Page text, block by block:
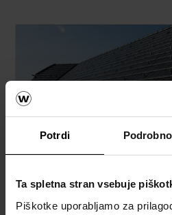
Potrdi
Ta spletna stran vsebuje
Piškotke uporabljamo za
Kalkulator za